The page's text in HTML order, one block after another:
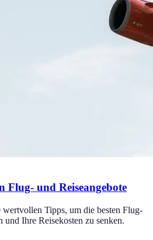
Flug- und Reiseangebote
wertvollen Tipps, um die besten Flug-
und Ihre Reisekosten zu senken.